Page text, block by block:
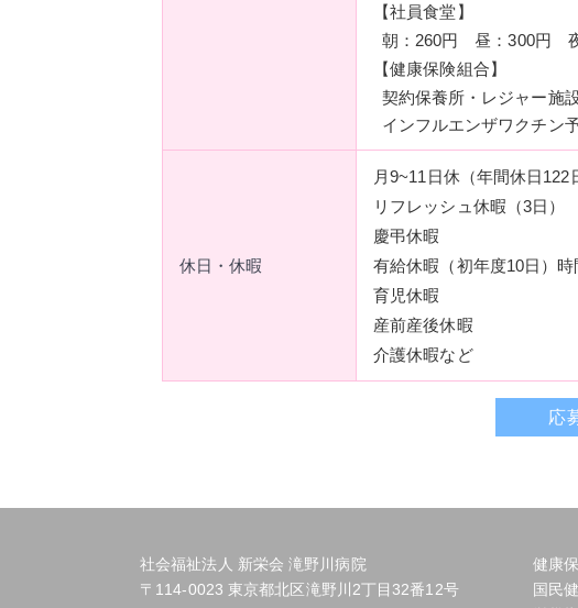
【社員食堂】
朝：260円 昼：300円
【健康保険組合】
契約保養所・レジャー施
インフルエンザワクチン
休日・休暇
月9~11日休（年間休日122
リフレッシュ休暇（3日）
慶弔休暇
有給休暇（初年度10日）
育児休暇
産前産後休暇
介護休暇など
応
社会福祉法人 新栄会 滝野川病院
〒114-0023 東京都北区滝野川2丁目32番12号
健康
国民